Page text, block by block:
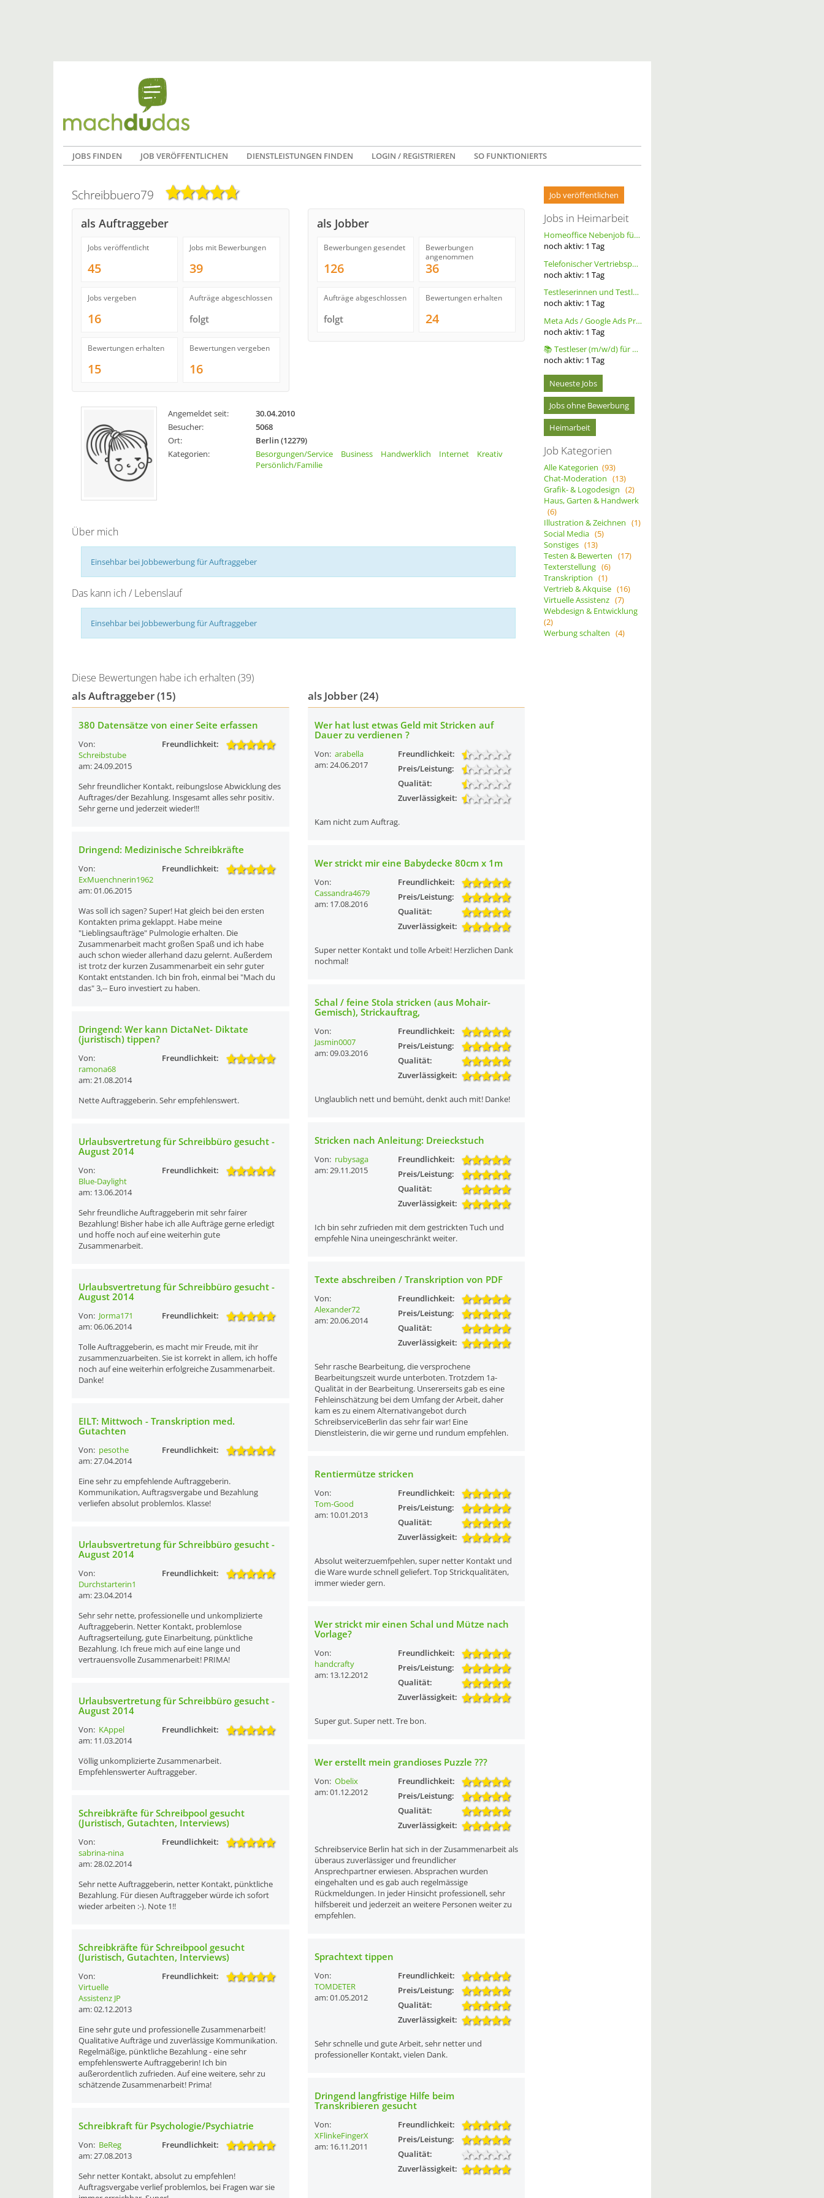
JOBS FINDEN JOB VERÖFFENTLICHEN DIENSTLEISTUNGEN FINDEN LOGIN / REGISTRIEREN SO FUNKTIONIERTS
Schreibbuero79
als Auftraggeber
Jobs veröffentlicht
45
Jobs mit Bewerbungen
39
Jobs vergeben
16
Aufträge abgeschlossen
folgt
Bewertungen erhalten
15
Bewertungen vergeben
16
als Jobber
Bewerbungen gesendet
126
Bewerbungen
angenommen
36
Aufträge abgeschlossen
folgt
Bewertungen erhalten
24
Angemeldet seit:
30.04.2010
Besucher:
5068
Ort:
Berlin (12279)
Kategorien:
Besorgungen/Service Business Handwerklich Internet
Kreativ
Persönlich/Familie
Über mich
Einsehbar bei Jobbewerbung für Auftraggeber
Das kann ich / Lebenslauf
Einsehbar bei Jobbewerbung für Auftraggeber
Diese Bewertungen habe ich erhalten (39)
als Auftraggeber (15)
380 Datensätze von einer Seite erfassen
Von:
Schreibstube
am: 24.09.2015
Freundlichkeit:
Sehr freundlicher Kontakt, reibungslose Abwicklung des
Auftrages/der Bezahlung. Insgesamt alles sehr positiv.
Sehr gerne und jederzeit wieder!!!
Dringend: Medizinische Schreibkräfte
Von:
ExMuenchnerin1962
am: 01.06.2015
Freundlichkeit:
Was soll ich sagen? Super! Hat gleich bei den ersten
Kontakten prima geklappt. Habe meine
"Lieblingsaufträge" Pulmologie erhalten. Die
Zusammenarbeit macht großen Spaß und ich habe
auch schon wieder allerhand dazu gelernt. Außerdem
ist trotz der kurzen Zusammenarbeit ein sehr guter
Kontakt entstanden. Ich bin froh, einmal bei "Mach du
das" 3,-- Euro investiert zu haben.
Dringend: Wer kann DictaNet- Diktate
(juristisch) tippen?
Von:
ramona68
am: 21.08.2014
Freundlichkeit:
Nette Auftraggeberin. Sehr empfehlenswert.
Urlaubsvertretung für Schreibbüro gesucht -
August 2014
Von:
Blue-Daylight
am: 13.06.2014
Freundlichkeit:
Sehr freundliche Auftraggeberin mit sehr fairer
Bezahlung! Bisher habe ich alle Aufträge gerne erledigt
und hoffe noch auf eine weiterhin gute
Zusammenarbeit.
Urlaubsvertretung für Schreibbüro gesucht -
August 2014
Von: Jorma171
am: 06.06.2014
Freundlichkeit:
Tolle Auftraggeberin, es macht mir Freude, mit ihr
zusammenzuarbeiten. Sie ist korrekt in allem, ich hoffe
noch auf eine weiterhin erfolgreiche Zusammenarbeit.
Danke!
EILT: Mittwoch - Transkription med.
Gutachten
Von: pesothe
am: 27.04.2014
Freundlichkeit:
Eine sehr zu empfehlende Auftraggeberin.
Kommunikation, Auftragsvergabe und Bezahlung
verliefen absolut problemlos. Klasse!
Urlaubsvertretung für Schreibbüro gesucht -
August 2014
Von:
Durchstarterin1
am: 23.04.2014
Freundlichkeit:
Sehr sehr nette, professionelle und unkomplizierte
Auftraggeberin. Netter Kontakt, problemlose
Auftragserteilung, gute Einarbeitung, pünktliche
Bezahlung. Ich freue mich auf eine lange und
vertrauensvolle Zusammenarbeit! PRIMA!
Urlaubsvertretung für Schreibbüro gesucht -
August 2014
Von: KAppel
am: 11.03.2014
Freundlichkeit:
Völlig unkomplizierte Zusammenarbeit.
Empfehlenswerter Auftraggeber.
Schreibkräfte für Schreibpool gesucht
(Juristisch, Gutachten, Interviews)
Von:
sabrina-nina
am: 28.02.2014
Freundlichkeit:
Sehr nette Auftraggeberin, netter Kontakt, pünktliche
Bezahlung. Für diesen Auftraggeber würde ich sofort
wieder arbeiten :-). Note 1!!
Schreibkräfte für Schreibpool gesucht
(Juristisch, Gutachten, Interviews)
Von:
Virtuelle
Assistenz JP
am: 02.12.2013
Freundlichkeit:
Eine sehr gute und professionelle Zusammenarbeit!
Qualitative Aufträge und zuverlässige Kommunikation.
Regelmäßige, pünktliche Bezahlung - eine sehr
empfehlenswerte Auftraggeberin! Ich bin
außerordentlich zufrieden. Auf eine weitere, sehr zu
schätzende Zusammenarbeit! Prima!
Schreibkraft für Psychologie/Psychiatrie
Von: BeReg
am: 27.08.2013
Freundlichkeit:
Sehr netter Kontakt, absolut zu empfehlen!
Auftragsvergabe verlief problemlos, bei Fragen war sie
als Jobber (24)
Wer hat lust etwas Geld mit Stricken auf
Dauer zu verdienen ?
Von: arabella
am: 24.06.2017
Freundlichkeit:
Preis/Leistung:
Qualität:
Zuverlässigkeit:
Kam nicht zum Auftrag.
Wer strickt mir eine Babydecke 80cm x 1m
Von:
Cassandra4679
am: 17.08.2016
Freundlichkeit:
Preis/Leistung:
Qualität:
Zuverlässigkeit:
Super netter Kontakt und tolle Arbeit! Herzlichen Dank
nochmal!
Schal / feine Stola stricken (aus Mohair-
Gemisch), Strickauftrag,
Von:
Jasmin0007
am: 09.03.2016
Freundlichkeit:
Preis/Leistung:
Qualität:
Zuverlässigkeit:
Unglaublich nett und bemüht, denkt auch mit! Danke!
Stricken nach Anleitung: Dreieckstuch
Von: rubysaga
am: 29.11.2015
Freundlichkeit:
Preis/Leistung:
Qualität:
Zuverlässigkeit:
Ich bin sehr zufrieden mit dem gestrickten Tuch und
empfehle Nina uneingeschränkt weiter.
Texte abschreiben / Transkription von PDF
Von:
Alexander72
am: 20.06.2014
Freundlichkeit:
Preis/Leistung:
Qualität:
Zuverlässigkeit:
Sehr rasche Bearbeitung, die versprochene
Bearbeitungszeit wurde unterboten. Trotzdem 1a-
Qualität in der Bearbeitung. Unsererseits gab es eine
Fehleinschätzung bei dem Umfang der Arbeit, daher
kam es zu einem Alternativangebot durch
SchreibserviceBerlin das sehr fair war! Eine
Dienstleisterin, die wir gerne und rundum empfehlen.
Rentiermütze stricken
Von:
Tom-Good
am: 10.01.2013
Freundlichkeit:
Preis/Leistung:
Qualität:
Zuverlässigkeit:
Absolut weiterzuemfpehlen, super netter Kontakt und
die Ware wurde schnell geliefert. Top Strickqualitäten,
immer wieder gern.
Wer strickt mir einen Schal und Mütze nach
Vorlage?
Von:
handcrafty
am: 13.12.2012
Freundlichkeit:
Preis/Leistung:
Qualität:
Zuverlässigkeit:
Super gut. Super nett. Tre bon.
Wer erstellt mein grandioses Puzzle ???
Von: Obelix
am: 01.12.2012
Freundlichkeit:
Preis/Leistung:
Qualität:
Zuverlässigkeit:
Schreibservice Berlin hat sich in der Zusammenarbeit als
überaus zuverlässiger und freundlicher
Ansprechpartner erwiesen. Absprachen wurden
eingehalten und es gab auch regelmässige
Rückmeldungen. In jeder Hinsicht professionell, sehr
hilfsbereit und jederzeit an weitere Personen weiter zu
empfehlen.
Sprachtext tippen
Von:
TOMDETER
am: 01.05.2012
Freundlichkeit:
Preis/Leistung:
Qualität:
Zuverlässigkeit:
Sehr schnelle und gute Arbeit, sehr netter und
professioneller Kontakt, vielen Dank.
Dringend langfristige Hilfe beim
Transkribieren gesucht
Von:
XFlinkeFingerX
am: 16.11.2011
Freundlichkeit:
Preis/Leistung:
Qualität:
Zuverlässigkeit:
Job veröffentlichen
Jobs in Heimarbeit
Homeoffice Nebenjob für Datenerfassung & Terminmanagement – 100 % Remote als Freelancer m/w/d
noch aktiv: 1 Tag
Telefonischer Vertriebspartner
noch aktiv: 1 Tag
Testleserinnen und Testleser für neues Buch gesucht
noch aktiv: 1 Tag
Meta Ads / Google Ads Profi (m/w/d)
noch aktiv: 1 Tag
📚 Testleser (m/w/d) für Bücher gesucht – langfristige Zusammenarbeit
noch aktiv: 1 Tag
Neueste Jobs
Jobs ohne Bewerbung
Heimarbeit
Job Kategorien
Alle Kategorien (93)
Chat-Moderation (13)
Grafik- & Logodesign (2)
Haus, Garten & Handwerk
(6)
Illustration & Zeichnen (1)
Social Media (5)
Sonstiges (13)
Testen & Bewerten (17)
Texterstellung (6)
Transkription (1)
Vertrieb & Akquise (16)
Virtuelle Assistenz (7)
Webdesign & Entwicklung
(2)
Werbung schalten (4)